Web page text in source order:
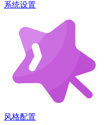
系统设置
风格配置